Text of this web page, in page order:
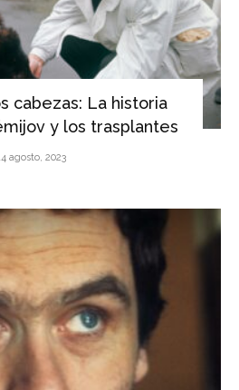
cabezas: La historia
y los trasplantes
agosto, 2023